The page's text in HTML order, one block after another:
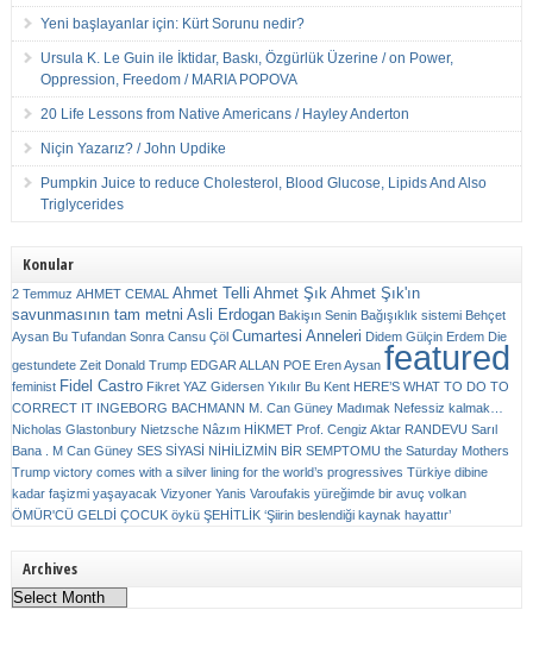
Yeni başlayanlar için: Kürt Sorunu nedir?
Ursula K. Le Guin ile İktidar, Baskı, Özgürlük Üzerine / on Power,
Oppression, Freedom / MARIA POPOVA
20 Life Lessons from Native Americans / Hayley Anderton
Niçin Yazarız? / John Updike
Pumpkin Juice to reduce Cholesterol, Blood Glucose, Lipids And Also
Triglycerides
Konular
2 Temmuz AHMET CEMAL Ahmet Telli Ahmet Şık Ahmet Şık'ın
savunmasının tam metni Asli Erdogan Bakişın Senin Bağışıklık sistemi Behçet
Aysan Bu Tufandan Sonra Cansu Çöl Cumartesi Anneleri Didem Gülçin Erdem Die
gestundete Zeit Donald Trump EDGAR ALLAN POE Eren Aysan featured
feminist Fidel Castro Fikret YAZ Gidersen Yıkılır Bu Kent HERE’S WHAT TO DO TO
CORRECT IT INGEBORG BACHMANN M. Can Güney Madımak Nefessiz kalmak…
Nicholas Glastonbury Nietzsche Nâzım HİKMET Prof. Cengiz Aktar RANDEVU Sarıl
Bana . M Can Güney SES SİYASİ NİHİLİZMİN BİR SEMPTOMU the Saturday Mothers
Trump victory comes with a silver lining for the world’s progressives Türkiye dibine
kadar faşizmi yaşayacak Vizyoner Yanis Varoufakis yüreğimde bir avuç volkan
ÖMÜR'CÜ GELDİ ÇOCUK öykü ŞEHİTLİK ‘Şiirin beslendiği kaynak hayattır’
Archives
Archives